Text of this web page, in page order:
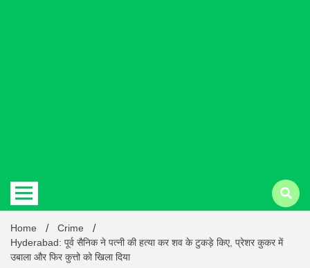
Latest
Home
Crime
Hyderabad: पूर्व सैनिक ने पत्नी की हत्या कर शव के टुकड़े किए, प्रेशर कुकर में
उबाला और फिर कुत्तो को खिला दिया